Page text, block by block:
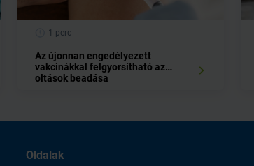
1 perc
Az újonnan engedélyezett
vakcinákkal felgyorsítható az
oltások beadása
Oldalak